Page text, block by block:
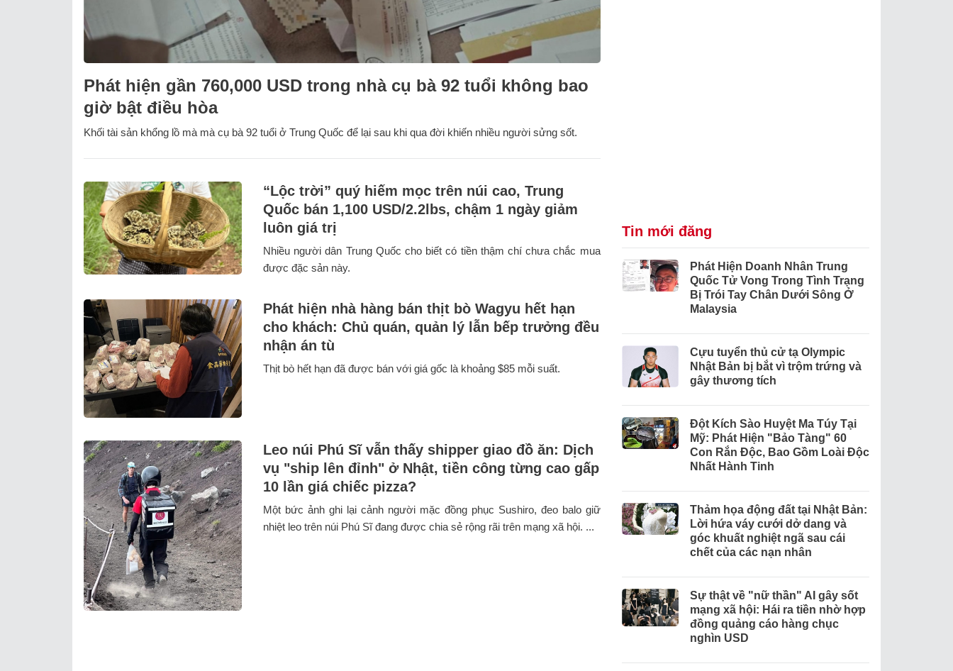
Phát hiện gần 760,000 USD trong nhà cụ bà 92 tuổi không bao
giờ bật điều hòa
Khối tài sản khổng lồ mà mà cụ bà 92 tuổi ở Trung Quốc để lại sau khi qua đời khiến nhiều người sửng sốt.
“Lộc trời” quý hiếm mọc trên núi cao, Trung
Quốc bán 1,100 USD/2.2lbs, chậm 1 ngày giảm
luôn giá trị
Nhiều người dân Trung Quốc cho biết có tiền thậm chí chưa chắc mua
được đặc sản này.
Phát hiện nhà hàng bán thịt bò Wagyu hết hạn
cho khách: Chủ quán, quản lý lẫn bếp trưởng đều
nhận án tù
Thịt bò hết hạn đã được bán với giá gốc là khoảng $85 mỗi suất.
Leo núi Phú Sĩ vẫn thấy shipper giao đồ ăn: Dịch
vụ "ship lên đỉnh" ở Nhật, tiền công từng cao gấp
10 lần giá chiếc pizza?
Một bức ảnh ghi lại cảnh người mặc đồng phục Sushiro, đeo balo giữ
nhiệt leo trên núi Phú Sĩ đang được chia sẻ rộng rãi trên mạng xã hội. ...
Tin mới đăng
Phát Hiện Doanh Nhân Trung
Quốc Tử Vong Trong Tình Trạng
Bị Trói Tay Chân Dưới Sông Ở
Malaysia
Cựu tuyển thủ cử tạ Olympic
Nhật Bản bị bắt vì trộm trứng và
gây thương tích
Đột Kích Sào Huyệt Ma Túy Tại
Mỹ: Phát Hiện "Bảo Tàng" 60
Con Rắn Độc, Bao Gồm Loài Độc
Nhất Hành Tinh
Thảm họa động đất tại Nhật Bản:
Lời hứa váy cưới dở dang và
góc khuất nghiệt ngã sau cái
chết của các nạn nhân
Sự thật về "nữ thần" AI gây sốt
mạng xã hội: Hái ra tiền nhờ hợp
đồng quảng cáo hàng chục
nghìn USD